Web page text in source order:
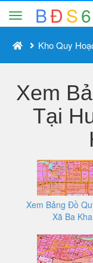
BĐS6
Kho Quy
Xem
Tại
Xem Bảng Đồ
Xã Ba